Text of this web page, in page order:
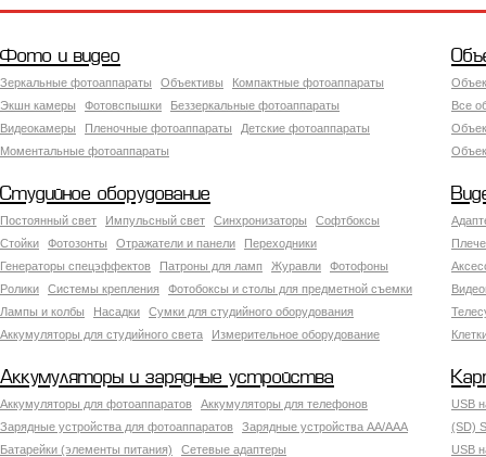
Фото и видео
Зеркальные фотоаппараты Объективы
Компактные фотоаппараты
Экшн камеры
Фотовспышки
Беззеркальные фотоаппараты
Видеокамеры
Пленочные фотоаппараты
Детские фотоаппараты
Моментальные фотоаппараты
Все
Студийное оборудование
Постоянный свет Импульсный свет Синхронизаторы
Софтбоксы
Стойки
Фотозонты Отражатели и панели
Переходники
Генераторы спецэффектов
Патроны для ламп Журавли
Фотофоны
Ролики
Системы крепления
Фотобоксы и столы для предметной съемки
Лампы и колбы
Насадки
Сумки для студийного оборудования
Аккумуляторы для студийного света
Измерительное оборудование
Аккумуляторы и зарядные устройства
Аккумуляторы для фотоаппаратов
Аккумуляторы для телефонов
Зарядные устройства для фотоаппаратов
Зарядные устройства AA/AAA
Батарейки (элементы питания)
Сетевые адаптеры
USB
(SD)
USB